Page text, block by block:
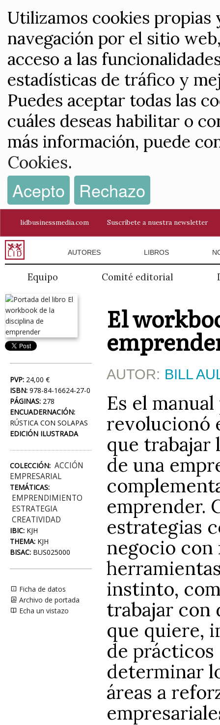
Utilizamos cookies
navegación por el sitio
acceso a las
estadísticas de tráfico y
Puedes aceptar todas las
cuáles deseas habilitar o
más información, puede
Cookies.
Acepto Rechazo
lidbusinessmedia.com Suscríbete a nuestra newsletter
AUTORES LIBROS
Equipo Comité editorial
PVP: 24,00 €
ISBN: 978-84-16624-27-0
PÁGINAS: 278
ENCUADERNACIÓN:
RÚSTICA CON SOLAPAS
EDICIÓN ILUSTRADA
COLECCIÓN: ACCIÓN
EMPRESARIAL
TEMÁTICAS:
EMPRENDIMIENTO
ESTRATEGIA
CREATIVIDAD
IBIC: KJH
THEMA: KJH
BISAC: BUS025000
Ficha de datos
Archivo de portada
Echa un vistazo
El
AUTOR: BILL
Es el
revolucionó
que trabajar
de una
emprender.
estrategias
negocio con
instinto,
trabajar con
que quiere,
de prácticos
determinar
áreas a